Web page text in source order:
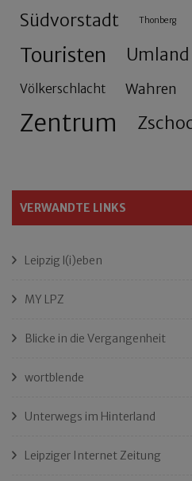
Südvorstadt Thonberg
Touristen Umland
Völkerschlacht Wahren
Zentrum
VERWANDTE LINKS
Leipzig l(i)eben
MY LPZ
Blicke in die Vergangenheit
wortblende
Unterwegs im Hinterland
Leipziger Internet Zeitung